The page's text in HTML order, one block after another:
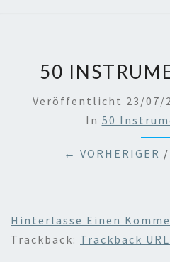
50
Veröffentlicht 23/07/
In 50
← VORHERIGER /
Hinterlasse Einen
Trackback: Trackback URL